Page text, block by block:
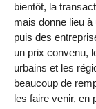
bientôt, la
mais donne lieu
puis des
un prix convenu,
urbains et les
beaucoup de
les faire venir, en